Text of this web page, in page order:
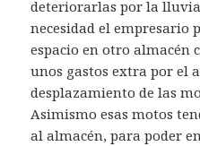
deteriorarlas por la lluvia
necesidad el
espacio en otro almacén
unos gastos extra por el
desplazamiento de las
Asimismo esas motos
al almacén, para poder